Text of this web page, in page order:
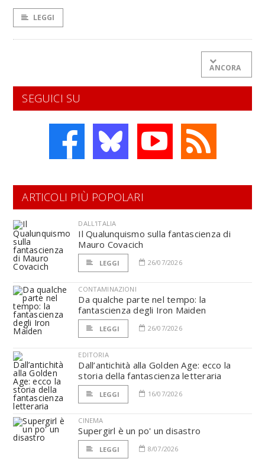
LEGGI
ANCORA
SEGUICI SU
ARTICOLI PIÙ POPOLARI
DALL'ITALIA
Il Qualunquismo sulla fantascienza di
Mauro Covacich
LEGGI 26/07/2026
CONTAMINAZIONI
Da qualche parte nel tempo: la
fantascienza degli Iron Maiden
LEGGI 26/07/2026
EDITORIA
Dall’antichità alla Golden Age: ecco la
storia della fantascienza letteraria
LEGGI 16/07/2026
CINEMA
Supergirl è un po' un disastro
LEGGI 8/07/2026